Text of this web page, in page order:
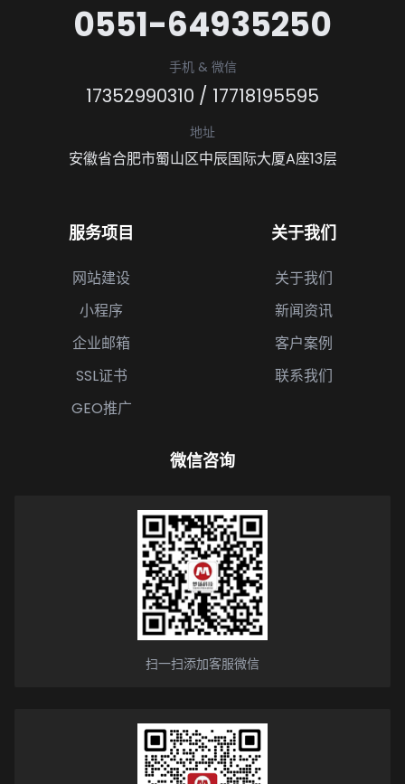
0551-64935250
手机 & 微信
17352990310 / 17718195595
地址
安徽省合肥市蜀山区中辰国际大厦A座13层
服务项目
网站建设
小程序
企业邮箱
SSL证书
GEO推广
关于我们
关于我们
新闻资讯
客户案例
联系我们
微信咨询
扫一扫添加客服微信